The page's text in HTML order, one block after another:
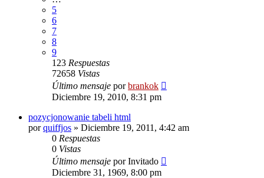
5
6
7
8
9
123 Respuestas
72658 Vistas
Último mensaje porbrankok
Diciembre 19, 2010, 8:31 pm
pozycjonowanie tabeli html
porquiffjos » Diciembre 19, 2011, 4:42 am
0 Respuestas
0 Vistas
Último mensaje porInvitado
Diciembre 31, 1969, 8:00 pm